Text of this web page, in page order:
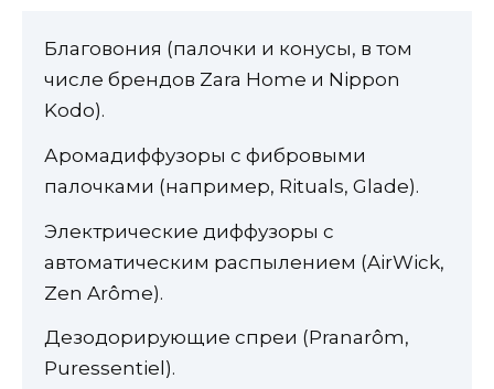
Благовония (палочки и конусы, в том
числе брендов Zara Home и Nippon
Kodo).
Аромадиффузоры с фибровыми
палочками (например, Rituals, Glade).
Электрические диффузоры с
автоматическим распылением (AirWick,
Zen Arôme).
Дезодорирующие спреи (Pranarôm,
Puressentiel).